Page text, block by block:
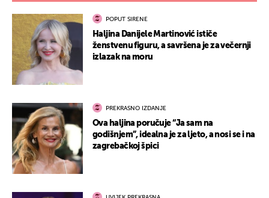
POPUT SIRENE
Haljina Danijele Martinović ističe
ženstvenu figuru, a savršena je za večernji
izlazak na moru
PREKRASNO IZDANJE
Ova haljina poručuje “Ja sam na
godišnjem”, idealna je za ljeto, a nosi se i na
zagrebačkoj špici